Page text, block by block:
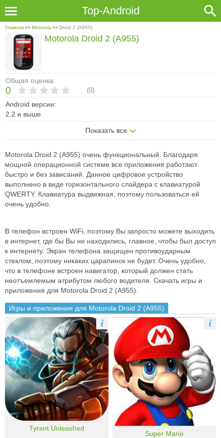
Top-Android
Главная>>Motorola >> Droid 2 (A955)
Общая оценка:
0 (0)
Android версии:
2.2 и выше
Показать все
Motorola Droid 2 (A955)
Motorola Droid 2 (A955) очень функциональный. Благодаря
мощной операционной системе все приложения работают
быстро и без зависаний. Данное цифровое устройство
выполнено в виде горизонтального слайдера с клавиатурой
QWERTY. Клавиатура выдвижная, поэтому пользоваться ей
очень удобно.
В телефон встроен WiFi, поэтому Вы запросто можете выходить
в интернет, где бы Вы не находились, главное, чтобы был доступ
к интернету. Экран телефона защищен противоударным
стеклом, поэтому никаких царапинок не будет. Очень удобно,
что в телефоне встроен навигатор, который должен стать
неотъемлемым атрибутом любого водителя. Скачать игры и
приложения для Motorola Droid 2 (A955).
Игры и приложения для Motorola Droid 2 (A955)
Tyrant Unleashed
i
Super Mario
i